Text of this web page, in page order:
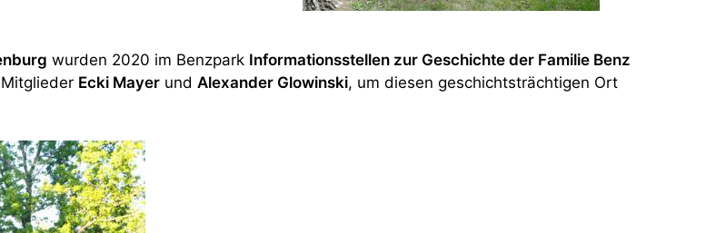
wurden 2020 im Benzpark Informationsstellen zur Geschichte der Familie Benz
Ecki Mayer und Alexander Glowinski, um diesen geschichtsträchtigen Ort